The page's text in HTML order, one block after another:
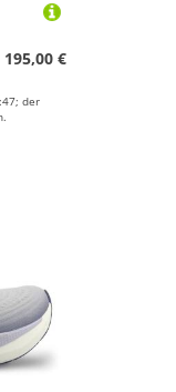
195,00 €
der